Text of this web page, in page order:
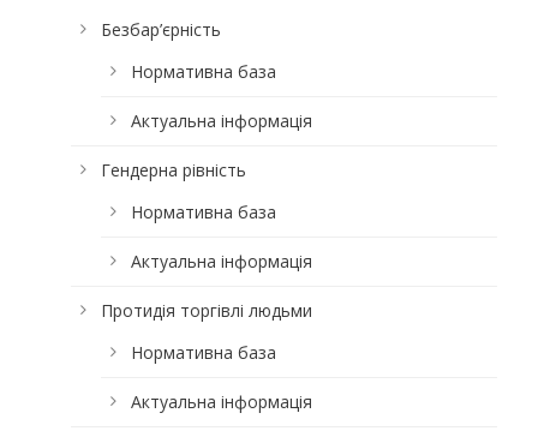
Безбар’єрність
Нормативна база
Актуальна інформація
Гендерна рівність
Нормативна база
Актуальна інформація
Протидія торгівлі людьми
Нормативна база
Актуальна інформація